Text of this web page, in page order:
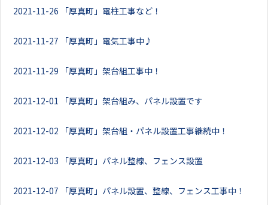
2021-11-26 「厚真町」電柱工事など！
2021-11-27 「厚真町」電気工事中♪
2021-11-29 「厚真町」架台組工事中！
2021-12-01 「厚真町」架台組み、パネル設置です
2021-12-02 「厚真町」架台組・パネル設置工事継続中！
2021-12-03 「厚真町」パネル整線、フェンス設置
2021-12-07 「厚真町」パネル設置、整線、フェンス工事中！